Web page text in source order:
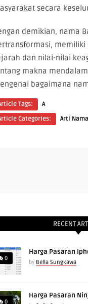
secara
demikian, nama
memiliki
dan nilai-nilai
makna
bagaimana
Tags:
A
Categories:
Arti Nama
RECENT
0
Harga Pasaran
by Bella Sungkawa
0
Harga Pasaran